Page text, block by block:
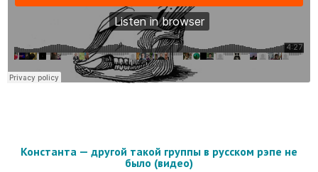
Константа — другой такой группы в русском рэпе не
было (видео)